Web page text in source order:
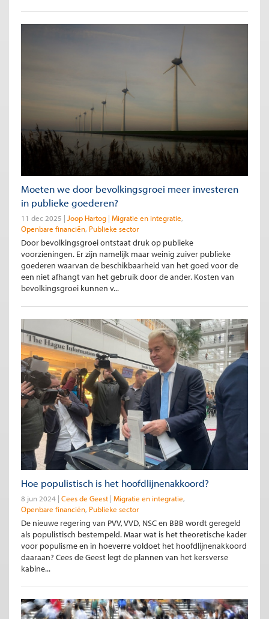
Moeten we door bevolkingsgroei meer investeren
in publieke goederen?
11 dec 2025 Joop Hartog Migratie en integratie
Openbare financiën Publieke sector
Door bevolkingsgroei ontstaat druk op publieke
voorzieningen. Er zijn namelijk maar weinig zuiver publieke
goederen waarvan de beschikbaarheid van het goed voor de
een niet afhangt van het gebruik door de ander. Kosten van
bevolkingsgroei kunnen v...
Hoe populistisch is het hoofdlijnenakkoord?
8 jun 2024 Cees de Geest Migratie en integratie
Openbare financiën Publieke sector
De nieuwe regering van PVV, VVD, NSC en BBB wordt geregeld
als populistisch bestempeld. Maar wat is het theoretische kader
voor populisme en in hoeverre voldoet het hoofdlijnenakkoord
daaraan? Cees de Geest legt de plannen van het kersverse
kabine...